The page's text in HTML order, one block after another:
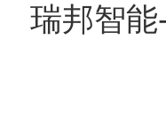
瑞邦智